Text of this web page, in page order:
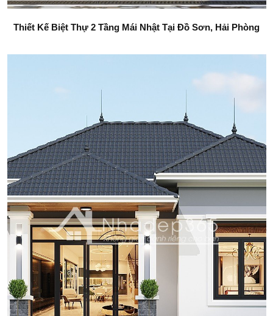
Thiết Kế Biệt Thự 2 Tầng Mái Nhật Tại Đồ Sơn, Hải Phòng